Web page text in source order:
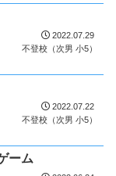
2022.07.29
不登校（次男 小5）
2022.07.22
不登校（次男 小5）
ーム